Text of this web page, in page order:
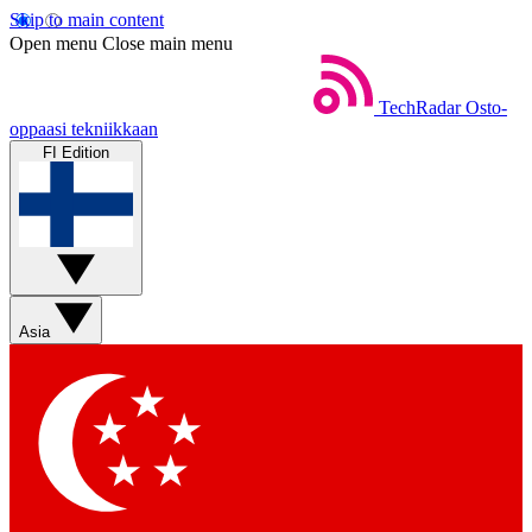
Skip to main content
Open menu Close main menu
TechRadar Osto-
oppaasi tekniikkaan
FI Edition
Asia